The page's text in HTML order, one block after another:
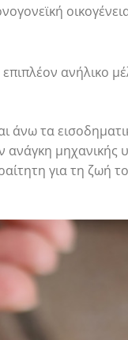
επιπλέον ανήλικο
άνω τα
μηχανικής
για τη ζωή